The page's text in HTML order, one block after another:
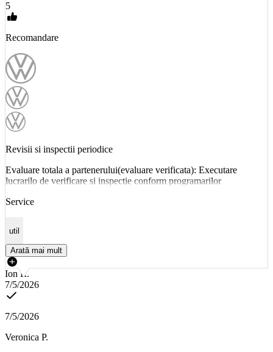
5
Recomandare
Revisii si inspectii periodice
Evaluare totala a partenerului(evaluare verificata): Executare
lucrarilo de verificare si inspectie conform programarilor
Service
util
Arată mai mult
Ion R.
7/5/2026
7/5/2026
Veronica P.